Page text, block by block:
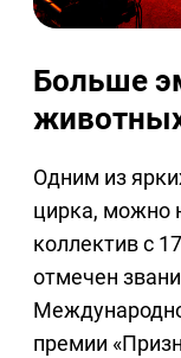
Больше
Одним из
цирка, можно
коллектив с
отмечен
премии